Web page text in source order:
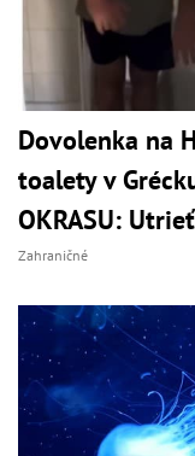
Dovolenka na
toalety v
OKRASU:
Zahraničné